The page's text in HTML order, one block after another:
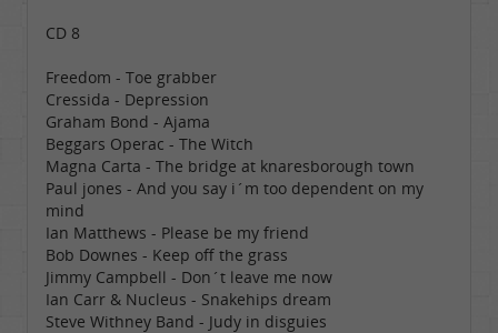
CD 8
Freedom - Toe grabber
Cressida - Depression
Graham Bond - Ajama
Beggars Operac - The Witch
Magna Carta - The bridge at knaresborough town
Paul jones - And you say i´m too dependent on my
mind
Ian Matthews - Please be my friend
Bob Downes - Keep off the grass
Jimmy Campbell - Don´t leave me now
Ian Carr & Nucleus - Snakehips dream
Steve Withney Band - Judy in disguies